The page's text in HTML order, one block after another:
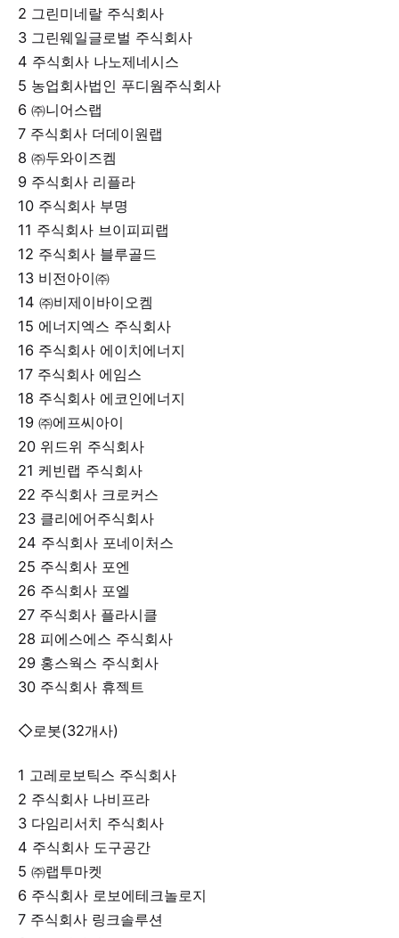
2 그린미네랄 주식회사
3 그린웨일글로벌 주식회사
4 주식회사 나노제네시스
5 농업회사법인 푸디웜주식회사
6 ㈜니어스랩
7 주식회사 더데이원랩
8 ㈜두와이즈켐
9 주식회사 리플라
10 주식회사 부명
11 주식회사 브이피피랩
12 주식회사 블루골드
13 비전아이㈜
14 ㈜비제이바이오켐
15 에너지엑스 주식회사
16 주식회사 에이치에너지
17 주식회사 에임스
18 주식회사 에코인에너지
19 ㈜에프씨아이
20 위드위 주식회사
21 케빈랩 주식회사
22 주식회사 크로커스
23 클리에어주식회사
24 주식회사 포네이처스
25 주식회사 포엔
26 주식회사 포엘
27 주식회사 플라시클
28 피에스에스 주식회사
29 홍스웍스 주식회사
30 주식회사 휴젝트
◇로봇(32개사)
1 고레로보틱스 주식회사
2 주식회사 나비프라
3 다임리서치 주식회사
4 주식회사 도구공간
5 ㈜랩투마켓
6 주식회사 로보에테크놀로지
7 주식회사 링크솔루션